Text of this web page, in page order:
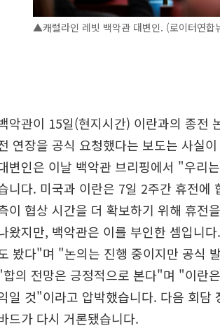
▲캐럴라인 레빗 백악관 대변인. (로이터연합
악관이 15일(현지시간) 이란과의 종전
연장을 공식 요청했다는 보도는 사실
변인은 이날 백악관 브리핑에서 "우리
니다. 미국과 이란은 7일 2주간 휴전에
이 협상 시간을 더 확보하기 위해 휴전
왔지만, 백악관은 이를 부인한 셈입니
봤다"며 "논의는 진행 중이지만 공식
의 전망은 긍정적으로 본다"며 "이란
일 것"이라고 압박했습니다. 다음 회담
드가 다시 거론됐습니다.